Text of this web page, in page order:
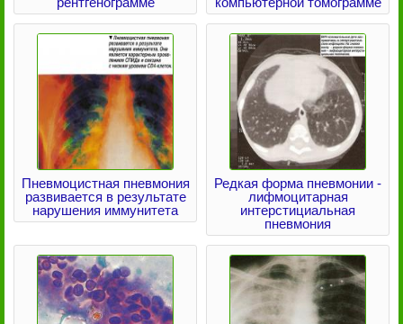
Пневмоцистная пневмония
развивается в результате
нарушения иммунитета
Редкая форма пневмонии -
лифмоцитарная
интерстициальная
пневмония